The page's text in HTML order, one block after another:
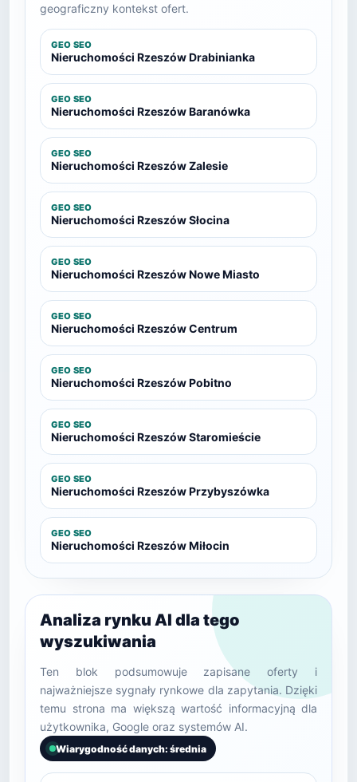
geograficzny kontekst ofert.
GEO SEO
Nieruchomości Rzeszów Drabinianka
GEO SEO
Nieruchomości Rzeszów Baranówka
GEO SEO
Nieruchomości Rzeszów Zalesie
GEO SEO
Nieruchomości Rzeszów Słocina
GEO SEO
Nieruchomości Rzeszów Nowe Miasto
GEO SEO
Nieruchomości Rzeszów Centrum
GEO SEO
Nieruchomości Rzeszów Pobitno
GEO SEO
Nieruchomości Rzeszów Staromieście
GEO SEO
Nieruchomości Rzeszów Przybyszówka
GEO SEO
Nieruchomości Rzeszów Miłocin
Analiza rynku AI dla tego
wyszukiwania
Ten blok podsumowuje zapisane oferty i
najważniejsze sygnały rynkowe dla zapytania. Dzięki
temu strona ma większą wartość informacyjną dla
użytkownika, Google oraz systemów AI.
Wiarygodność danych: średnia